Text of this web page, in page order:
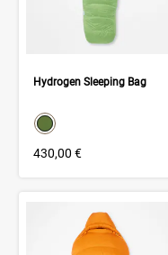
Hydrogen Sleeping Bag
color swatch
Select color
430,00 €